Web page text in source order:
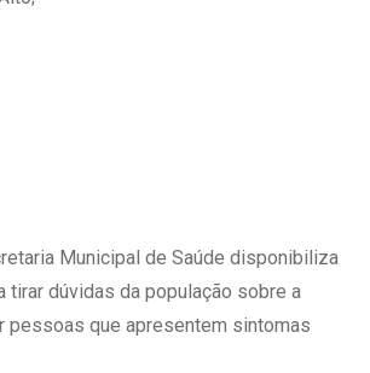
Municipal de Saúde disponibiliza
tirar dúvidas da população sobre a
pessoas que apresentem sintomas